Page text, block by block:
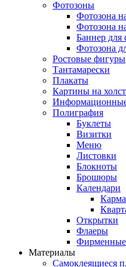
Фотозоны
Фотозона
Фотозона
Баннер для
Фотозона
Ростовые фигуры
Тантамарески
Плакаты
Картины на
Полиграфия
Буклеты
Визитки
Меню
Листовки
Блокноты
Брошюры
Календари
Открытки
Флаеры
Фирменные
Материалы
Самоклеящиеся